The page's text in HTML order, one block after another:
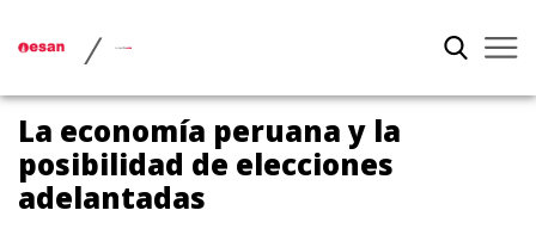
/
La economía peruana y la
posibilidad de elecciones
adelantadas